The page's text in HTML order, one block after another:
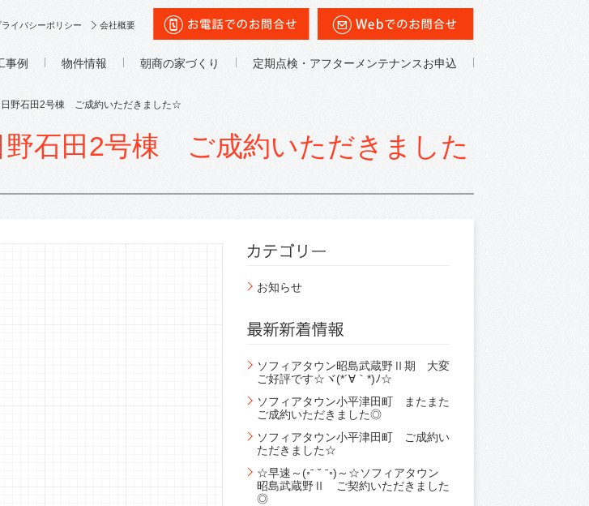
ライバシーポリシー 会社概要
事例 物件情報 朝商の家づくり 定期点検・アフターメンテナンスお申込
日野石田2号棟 ご成約いただきました☆
野石田2号棟 ご成約いただきました
お知らせ
ソフィアタウン昭島武蔵野Ⅱ期 大変
ご好評です☆ヾ(*´∀｀*)ﾉ☆
ソフィアタウン小平津田町 またまた
ご成約いただきました◎
ソフィアタウン小平津田町 ご成約い
ただきました☆
☆早速～(◦ˉ ˘ ˉ◦)～☆ソフィアタウン
昭島武蔵野Ⅱ ご契約いただきました
◎